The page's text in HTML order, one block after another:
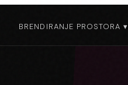
BRENDIRANJE PROSTORA ▾